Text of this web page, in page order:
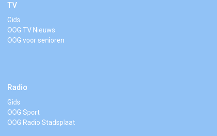
TV
Gids
OOG TV Nieuws
OOG voor senioren
Radio
Gids
OOG Sport
OOG Radio Stadsplaat